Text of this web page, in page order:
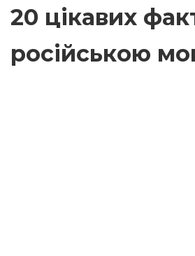
20 цікавих
російською